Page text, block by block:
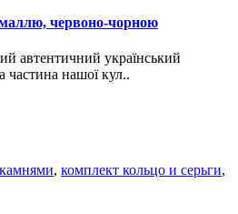
червоно-чорною
автентичний український
частина нашої кул..
, комплект кольцо и серьги,